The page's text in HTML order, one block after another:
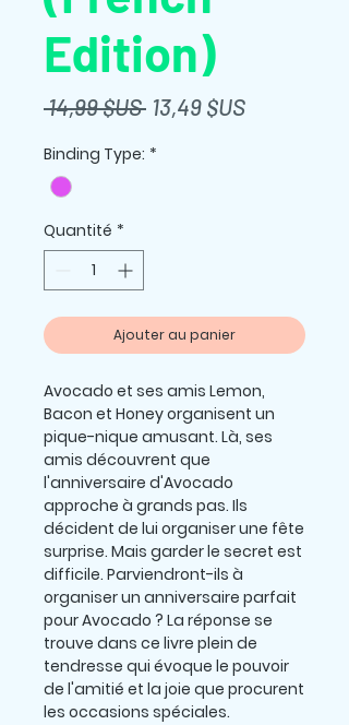
Edition)
14,99 $US Prix
13,49 $USPrix
Binding Type: *
Quantité *
Ajouter au panier
Avocado et ses amis Lemon,
Bacon et Honey organisent un
pique-nique amusant. Là, ses
amis découvrent que
l'anniversaire d'Avocado
approche à grands pas. Ils
décident de lui organiser une fête
surprise. Mais garder le secret est
difficile. Parviendront-ils à
organiser un anniversaire parfait
pour Avocado ? La réponse se
trouve dans ce livre plein de
tendresse qui évoque le pouvoir
de l'amitié et la joie que procurent
les occasions spéciales.